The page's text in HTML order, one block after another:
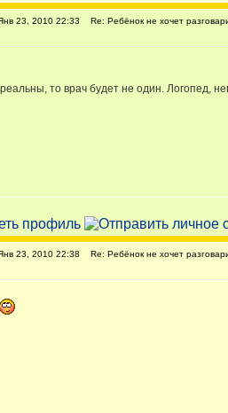
23, 2010 22:33 Re: Ребёнок не хочет
то врач будет не один. Логопед,
23, 2010 22:38 Re: Ребёнок не хочет